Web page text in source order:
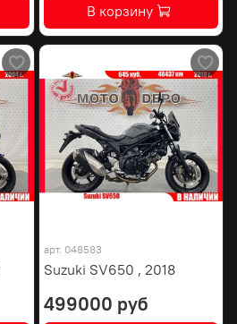
В корзину
арт. 048583
Suzuki SV650 , 2018
499000 руб